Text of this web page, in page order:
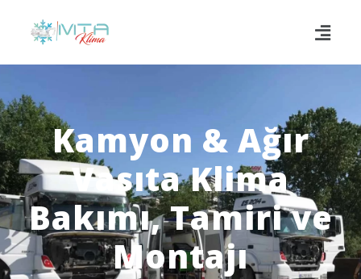
Kamyon & Ağır
Vasıta Klima
Bakımı, Tamiri ve
Montajı